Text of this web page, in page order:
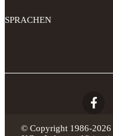
SPRACHEN
© Copyright 1986-